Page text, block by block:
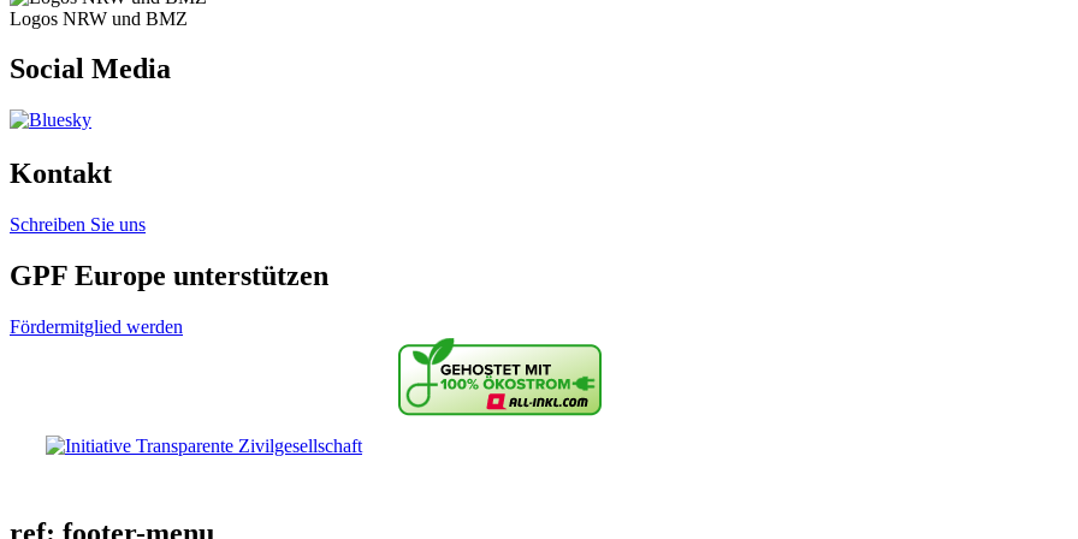
Logos NRW und BMZ
Social Media
Kontakt
Schreiben Sie uns
GPF Europe unterstützen
Fördermitglied werden